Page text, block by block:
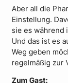
Aber all die
Einstellung.
sie es während
Und das ist es
Weg geben
regelmäßig zur
Zum Gast: